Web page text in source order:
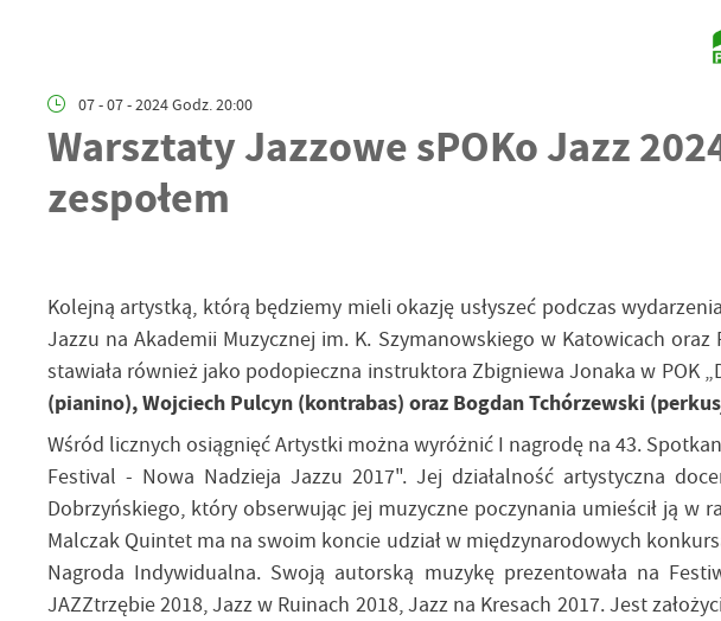
07 - 07 - 2024 Godz. 20:00
Warsztaty Jazzowe sPOKo Jazz
zespołem
Kolejną artystką, którą będziemy mieli okazję usłyszeć podczas
Jazzu na Akademii Muzycznej im. K. Szymanowskiego w Katowicach
stawiała również jako podopieczna instruktora Zbigniewa Jonaka w POK
(pianino), Wojciech Pulcyn (kontrabas) oraz Bogdan Tchórzewski
Wśród licznych osiągnięć Artystki można wyróżnić I nagrodę na 43.
Festival - Nowa Nadzieja Jazzu 2017". Jej działalność artystyczna
Dobrzyńskiego, który obserwując jej muzyczne poczynania umieścił ją
Malczak Quintet ma na swoim koncie udział w międzynarodowych
Nagroda Indywidualna. Swoją autorską muzykę prezentowała na
JAZZtrzębie 2018, Jazz w Ruinach 2018, Jazz na Kresach 2017. Jest